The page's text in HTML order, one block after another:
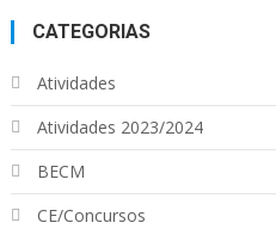
CATEGORIAS
Atividades
Atividades 2023/2024
BECM
CE/Concursos